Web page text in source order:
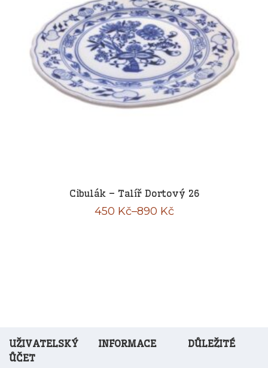
Cibulák – Talíř Dortový 26
450 Kč–890 Kč
Rozpětí
UŽIVATELSKÝ
ŮČET
INFORMACE DŮLEŽITÉ